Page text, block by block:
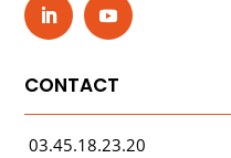
CONTACT
03.45.18.23.20